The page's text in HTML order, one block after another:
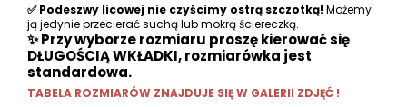
✅ Podeszwy licowej nie czyścimy ostrą szczotką!Możemy
ją jedynie przecierać suchą lub mokrą ściereczką.
✨ Przy wyborze rozmiaru proszę kierować się
DŁUGOŚCIĄ WKŁADKI, rozmiarówka jest
standardowa.
TABELA ROZMIARÓW ZNAJDUJE SIĘ W GALERII ZDJĘĆ !